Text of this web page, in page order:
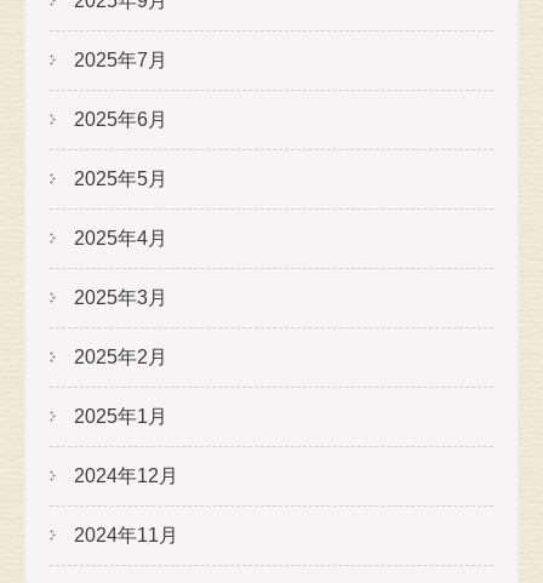
2025年7月
2025年6月
2025年5月
2025年4月
2025年3月
2025年2月
2025年1月
2024年12月
2024年11月